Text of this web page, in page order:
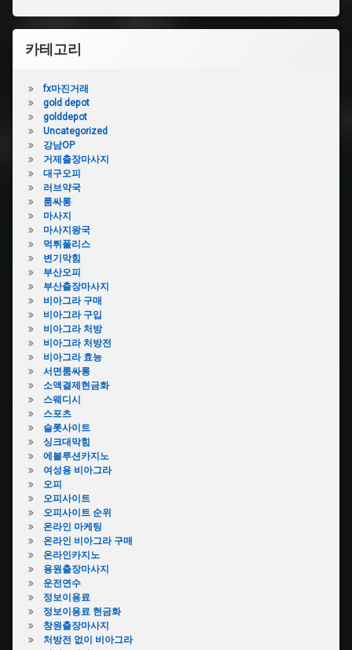
카테고리
fx마진거래
gold depot
golddepot
Uncategorized
강남OP
거제출장마사지
대구오피
러브약국
룸싸롱
마사지
마사지왕국
먹튀폴리스
변기막힘
부산오피
부산출장마사지
비아그라 구매
비아그라 구입
비아그라 처방
비아그라 처방전
비아그라 효능
서면룸싸롱
소액결제현금화
스웨디시
스포츠
슬롯사이트
싱크대막힘
에볼루션카지노
여성용 비아그라
오피
오피사이트
오피사이트 순위
온라인 마케팅
온라인 비아그라 구매
온라인카지노
용원출장마사지
운전연수
정보이용료
정보이용료 현금화
창원출장마사지
처방전 없이 비아그라